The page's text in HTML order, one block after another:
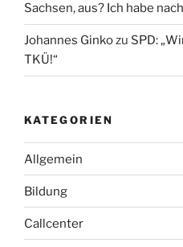
Sachsen, aus? Ich habe
Johannes Ginkozu SPD:
TKÜ!“
KATEGORIEN
Allgemein
Bildung
Callcenter